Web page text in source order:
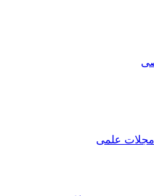
مجلات علمی